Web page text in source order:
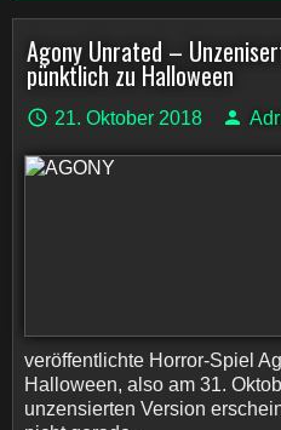
Agony Unrated –
pünktlich zu Halloween
21. Oktober 2018
veröffentlichte Horror-Spiel
Halloween, also am 31.
unzensierten Version